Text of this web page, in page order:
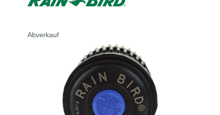
Abverkauf